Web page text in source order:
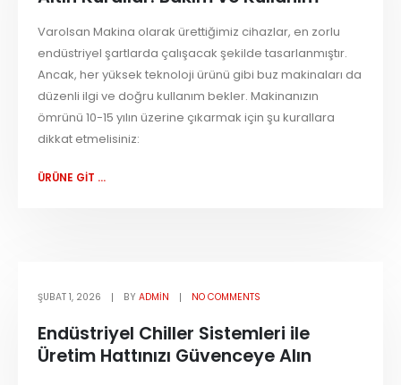
Varolsan Makina olarak ürettiğimiz cihazlar, en zorlu
endüstriyel şartlarda çalışacak şekilde tasarlanmıştır.
Ancak, her yüksek teknoloji ürünü gibi buz makinaları da
düzenli ilgi ve doğru kullanım bekler. Makinanızın
ömrünü 10-15 yılın üzerine çıkarmak için şu kurallara
dikkat etmelisiniz:
ÜRÜNE GİT ...
ŞUBAT 1, 2026 BY ADMIN NO COMMENTS
Endüstriyel Chiller Sistemleri ile
Üretim Hattınızı Güvenceye Alın